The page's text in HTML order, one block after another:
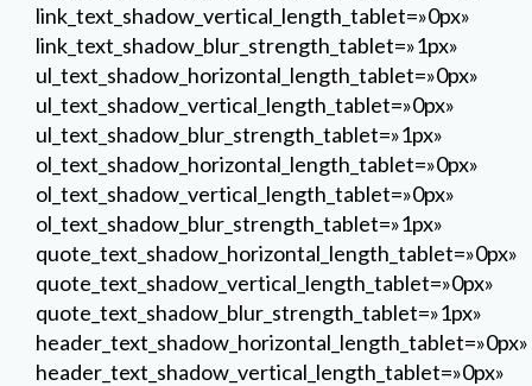
link_text_shadow_vertical_length_tablet=»0px»
link_text_shadow_blur_strength_tablet=»1px»
ul_text_shadow_horizontal_length_tablet=»0px»
ul_text_shadow_vertical_length_tablet=»0px»
ul_text_shadow_blur_strength_tablet=»1px»
ol_text_shadow_horizontal_length_tablet=»0px»
ol_text_shadow_vertical_length_tablet=»0px»
ol_text_shadow_blur_strength_tablet=»1px»
quote_text_shadow_horizontal_length_tablet=»0px»
quote_text_shadow_vertical_length_tablet=»0px»
quote_text_shadow_blur_strength_tablet=»1px»
header_text_shadow_horizontal_length_tablet=»0px»
header_text_shadow_vertical_length_tablet=»0px»